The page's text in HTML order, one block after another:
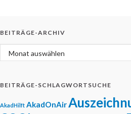
BEITRÄGE-ARCHIV
Beiträge-Archiv
BEITRÄGE-SCHLAGWORTSUCHE
AkadHilft AkadOnAir